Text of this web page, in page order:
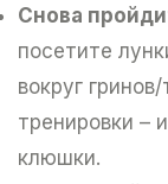
Cнова
посетите
вокруг
тренировки –
клюшки.